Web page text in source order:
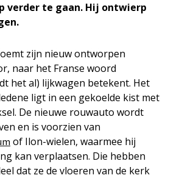
verder te gaan. Hij ontwierp
zijn nieuw ontworpen
naar het Franse woord
het al) lijkwagen betekent. Het
ligt in een gekoelde kist met
De nieuwe rouwauto wordt
en is voorzien van
of Ilon-wielen, waarmee hij
kan verplaatsen. Die hebben
dat ze de vloeren van de kerk